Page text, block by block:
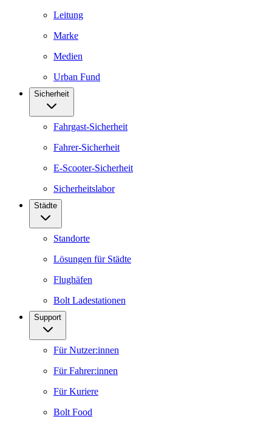
Leitung
Marke
Medien
Urban Fund
Sicherheit
Fahrgast-Sicherheit
Fahrer-Sicherheit
E-Scooter-Sicherheit
Sicherheitslabor
Städte
Standorte
Lösungen für Städte
Flughäfen
Bolt Ladestationen
Support
Für Nutzer:innen
Für Fahrer:innen
Für Kuriere
Bolt Food